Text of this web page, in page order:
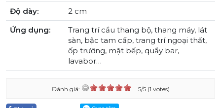
Độ dày:
2 cm
Ứng dụng:
Trang trí cầu thang bộ, thang máy, lát
sàn, bậc tam cấp, trang trí ngoại thất,
ốp trường, mặt bếp, quầy bar,
lavabor…
Đánh giá: 5/5 (1 votes)